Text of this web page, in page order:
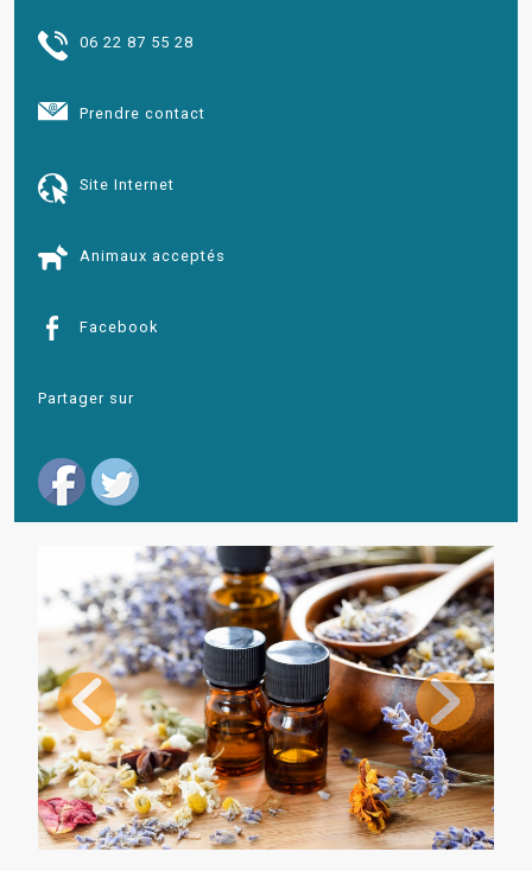
06 22 87 55 28
Prendre contact
Site Internet
Animaux acceptés
Facebook
Partager sur